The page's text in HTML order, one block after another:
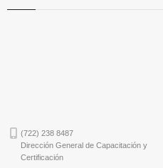
(722) 238 8487
Dirección General de Capacitación y
Certificación